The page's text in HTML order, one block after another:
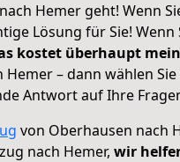
Hemer geht! Wenn
Lösung für Sie!
kostet überhaupt
Hemer – dann wählen
Antwort auf Ihre
von Oberhausen nach
nach Hemer, wir